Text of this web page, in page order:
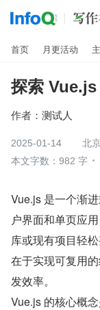
首页 月更活动
探索
作者： 测试人
2025-01-14
北
本文字数：982 字
Vue.js 是一个渐
户界面和单页应
库或现有项目轻
在于实现可复用
发效率。
Vue.js 的核心概